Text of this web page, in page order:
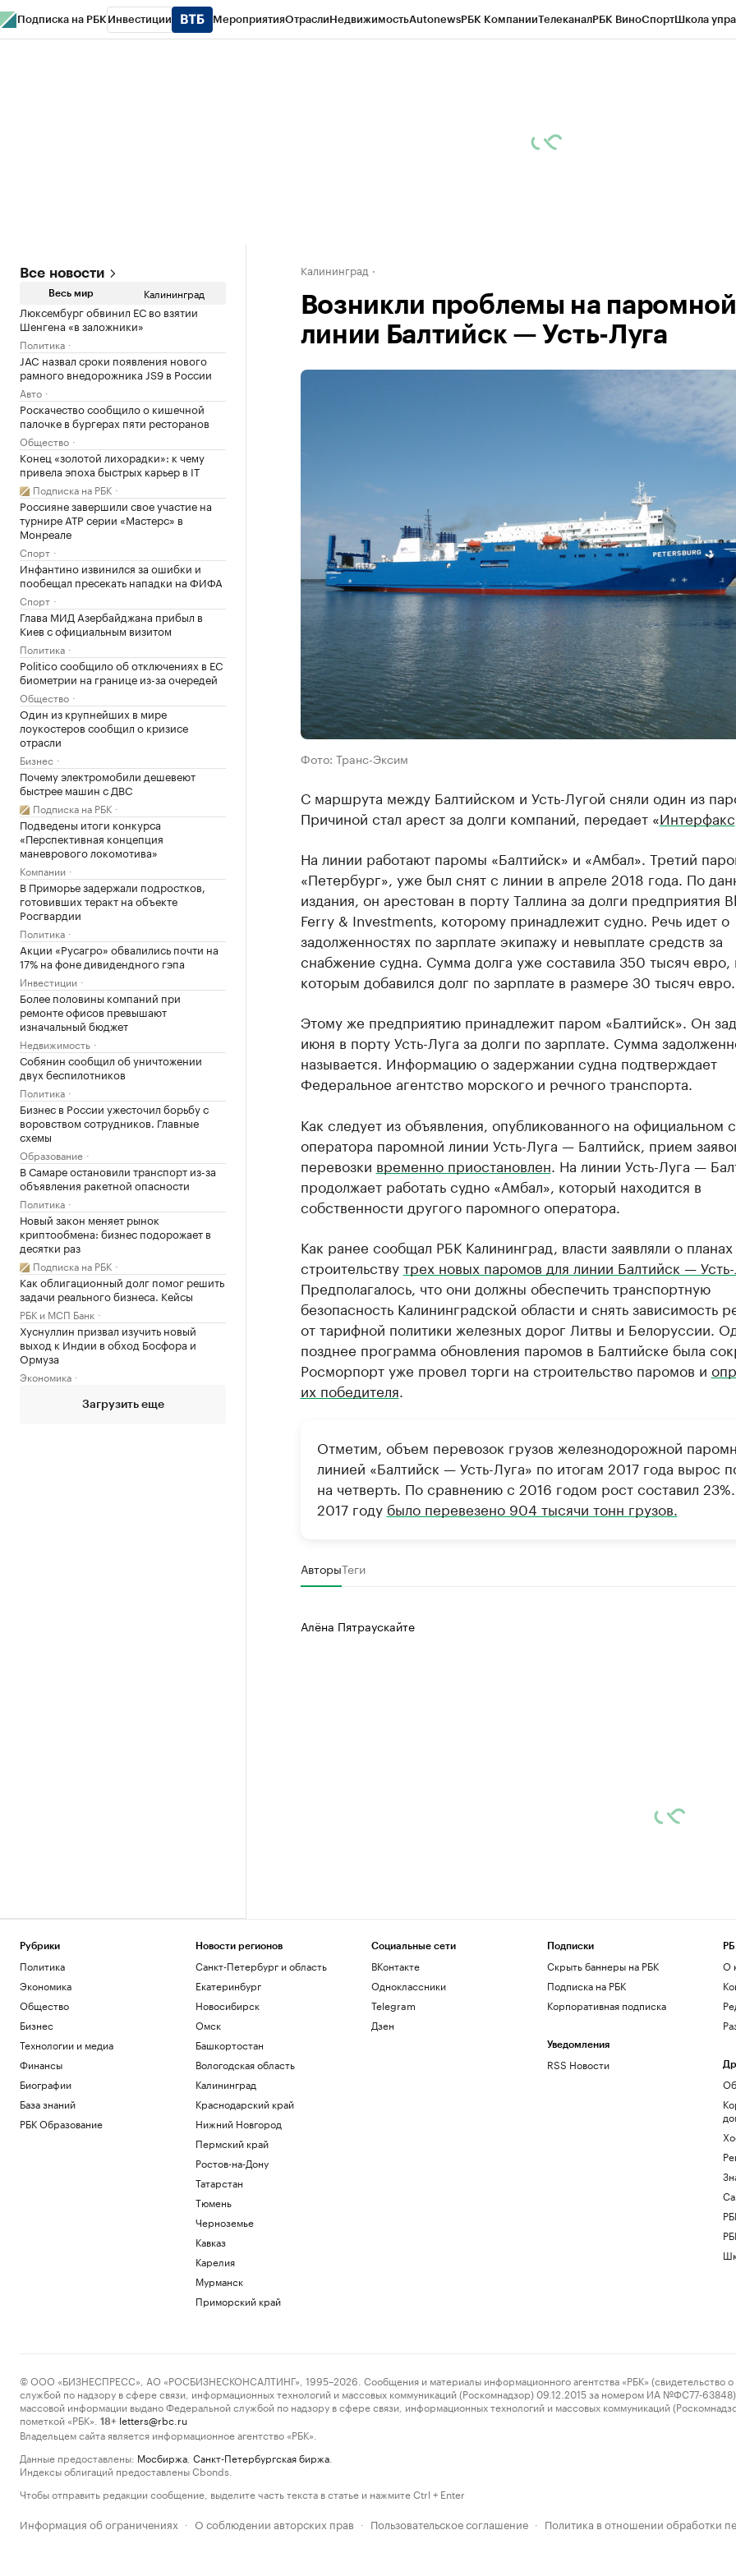
Подписка на РБК Инвестиции МероприятияОтраслиНедвижимостьAutonewsРБК КомпанииТелеканалРБК ВиноСпортШкола
Все новости
Весь мир Калининград
Люксембург обвинил ЕС во взятии
Шенгена «в заложники»
Политика
JAC назвал сроки появления нового
рамного внедорожника JS9 в России
Авто
Роскачество сообщило о кишечной
палочке в бургерах пяти ресторанов
Общество
Конец «золотой лихорадки»: к чему
привела эпоха быстрых карьер в IT
Подписка на РБК
Россияне завершили свое участие на
турнире ATP серии «Мастерс» в
Монреале
Спорт
Инфантино извинился за ошибки и
пообещал пресекать нападки на ФИФА
Спорт
Глава МИД Азербайджана прибыл в
Киев с официальным визитом
Политика
Politico сообщило об отключениях в ЕС
биометрии на границе из-за очередей
Общество
Один из крупнейших в мире
лоукостеров сообщил о кризисе
отрасли
Бизнес
Почему электромобили дешевеют
быстрее машин с ДВС
Подписка на РБК
Подведены итоги конкурса
«Перспективная концепция
маневрового локомотива»
Компании
В Приморье задержали подростков,
готовивших теракт на объекте
Росгвардии
Политика
Акции «Русагро» обвалились почти на
17% на фоне дивидендного гэпа
Инвестиции
Более половины компаний при
ремонте офисов превышают
изначальный бюджет
Недвижимость
Собянин сообщил об уничтожении
двух беспилотников
Политика
Бизнес в России ужесточил борьбу с
воровством сотрудников. Главные
схемы
Образование
В Самаре остановили транспорт из-за
объявления ракетной опасности
Политика
Новый закон меняет рынок
криптообмена: бизнес подорожает в
десятки раз
Подписка на РБК
Как облигационный долг помог решить
задачи реального бизнеса. Кейсы
РБК и МСП Банк
Хуснуллин призвал изучить новый
выход к Индии в обход Босфора и
Ормуза
Экономика
Загрузить еще
Калининград
Возникли проблемы на паромной
линии Балтийск — Усть-Луга
Фото: Транс-Эксим
С маршрута между Балтийском и Усть-Лугой сняли один из
Причиной стал арест за долги компаний, передает «Интерфакс
На линии работают паромы «Балтийск» и «Амбал». Третий
«Петербург», уже был снят с линии в апреле 2018 года. По
издания, он арестован в порту Таллина за долги предприятия
Ferry & Investments, которому принадлежит судно. Речь идет о
задолженностях по зарплате экипажу и невыплате средств за
снабжение судна. Сумма долга уже составила 350 тысяч евро,
которым добавился долг по зарплате в размере 30 тысяч евро.
Этому же предприятию принадлежит паром «Балтийск». Он
июня в порту Усть-Луга за долги по зарплате. Сумма
называется. Информацию о задержании судна подтверждает
Федеральное агентство морского и речного транспорта.
Как следует из объявления, опубликованного на официальном
оператора паромной линии Усть-Луга — Балтийск, прием
перевозки временно приостановлен . На линии Усть-Луга —
продолжает работать судно «Амбал», который находится в
собственности другого паромного оператора.
Как ранее сообщал РБК Калининград, власти заявляли о
строительствутрех новых паромов для линии Балтийск —
Предполагалось, что они должны обеспечить транспортную
безопасность Калининградской области и снять зависимость
от тарифной политики железных дорог Литвы и Белоруссии.
позднее программа обновления паромов в Балтийске была
Росморпорт уже провел торги на строительство паромов и
их победителя
Отметим, объем перевозок грузов железнодорожной
линией «Балтийск — Усть-Луга» по итогам 2017 года вырос
на четверть. По сравнению с 2016 годом рост составил
2017 году было перевезено 904 тысячи тонн грузов.
АвторыТеги
Алёна Пятраускайте
Рубрики
Политика
Экономика
Общество
Бизнес
Технологии и медиа
Финансы
Биографии
База знаний
РБК Образование
Новости регионов
Санкт-Петербург и область
Екатеринбург
Новосибирск
Омск
Башкортостан
Вологодская область
Калининград
Краснодарский край
Нижний Новгород
Пермский край
Ростов-на-Дону
Татарстан
Тюмень
Черноземье
Кавказ
Карелия
Мурманск
Приморский край
Социальные сети
ВКонтакте
Одноклассники
Telegram
Дзен
Подписки
Скрыть баннеры на РБК
Подписка на РБК
Корпоративная подписка
Уведомления
RSS Новости
О
© ООО «БИЗНЕСПРЕСС», АО «РОСБИЗНЕСКОНСАЛТИНГ», 1995–2026. Сообщения и материалы информационного агентства «РБК» (свидетельство о
службой по надзору в сфере связи, информационных технологий и массовых коммуникаций (Роскомнадзор) 09.12.2015 за номером ИА №ФС77-63848)
массовой информации выдано Федеральной службой по надзору в сфере связи, информационных технологий и массовых коммуникаций
пометкой «РБК».
18+ letters@rbc.ru
Владельцем сайта является информационное агентство «РБК».
Данные предоставлены: Мосбиржа Санкт-Петербургская биржа
Индексы облигаций предоставлены Cbonds.
Чтобы отправить редакции сообщение, выделите часть текста в статье и нажмите Ctrl + Enter
Информация об ограничениях · О соблюдении авторских прав · Пользовательское соглашение · Политика в отношении обработки